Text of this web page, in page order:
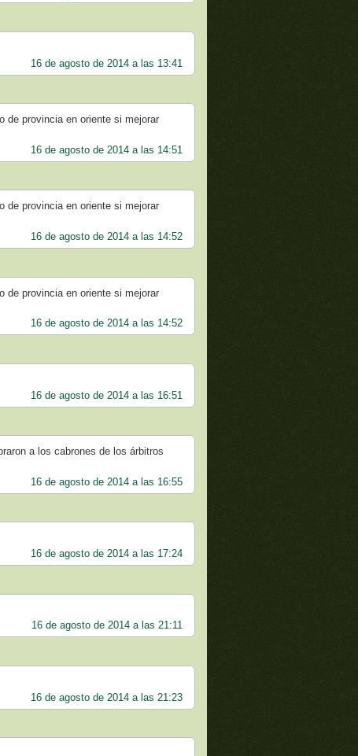
16 de agosto de 2014 a las 13:41
de provincia en oriente si mejorar
16 de agosto de 2014 a las 14:51
de provincia en oriente si mejorar
16 de agosto de 2014 a las 14:52
de provincia en oriente si mejorar
16 de agosto de 2014 a las 14:52
16 de agosto de 2014 a las 16:51
a los cabrones de los árbitros
16 de agosto de 2014 a las 16:55
16 de agosto de 2014 a las 17:24
16 de agosto de 2014 a las 21:11
16 de agosto de 2014 a las 21:23